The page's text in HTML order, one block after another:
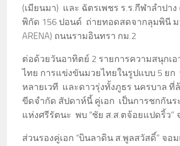
(เมียนมา) และ ฉัตรเพชร ร.ร.กีฬาลำปา
พิกัด 156 ปอนด์ ถ่ายทอดสดจากลุมพินี มว
ARENA) ถนนรามอินทรา กม.2
ต่อด้วยวันอาทิตย์ 2 รายการความสนุกเ
ไทย การแข่งขันมวยไทยในรูปแบบ 5 ย
หลายเวที และดาวรุ่งทั้งภูธร นครบาล
ขีดจำกัด สัปดาห์นี้ คู่เอก เป็นการชกกันร
แห่งศรีรัตนะ พบ “ชัย ส.ส.ตจ้อยแปดริ้ว
ส่วนรองคู่เอก “บินลาดิน ส.พูลสวัสดิ์” จอ